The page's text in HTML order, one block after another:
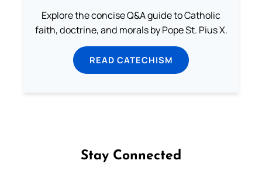
Explore the concise Q&A guide to Catholic
faith, doctrine, and morals by Pope St. Pius X.
READ CATECHISM
Stay Connected